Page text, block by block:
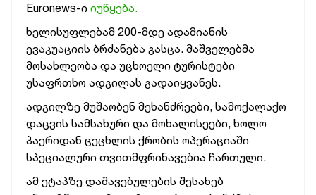
Euronews-ი იუწყება.
ხელისუფლებამ 200-მდე ადამიანის
ევაკუაციის ბრძანება გასცა. მაშველებმა
მოსახლეობა და უცხოელი ტურისტები
უსაფრთხო ადგილას გადაიყვანეს.
ადგილზე მუშაობენ მეხანძრეები, სამოქალაქო
დაცვის სამსახური და მოხალისეები, ხოლო
ჰაერიდან ცეცხლის ქრობის ოპერაციაში
სპეციალური თვითმფრინავებია ჩართული.
ამ ეტაპზე დაშავებულების შესახებ